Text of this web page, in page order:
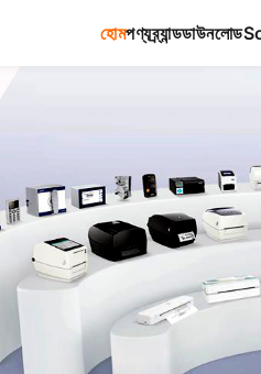
হোমপণ্যব্র্যান্ডডাউনলোড